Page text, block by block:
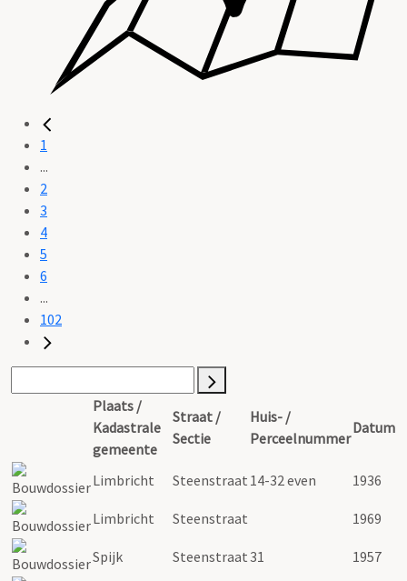
1
...
2
3
4
5
6
...
102
Plaats /
Kadastrale
gemeente
Straat /
Sectie
Huis- /
Perceelnummer
Datum
Limbricht Steenstraat 14-32 even 1936
Limbricht Steenstraat 1969
Spijk Steenstraat31 1957